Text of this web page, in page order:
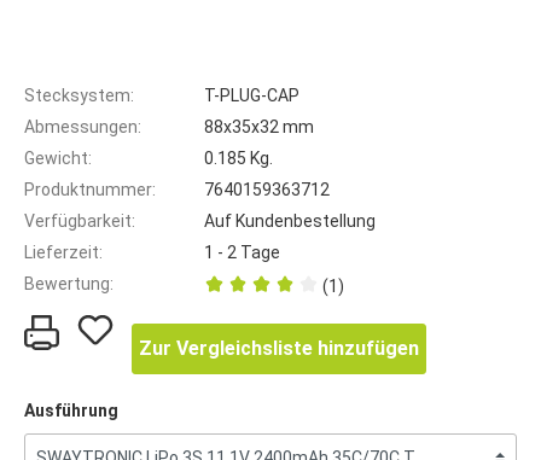
Stecksystem:
T-PLUG-CAP
Abmessungen:
88x35x32 mm
Gewicht:
0.185 Kg.
Produktnummer:
7640159363712
Verfügbarkeit:
Auf Kundenbestellung
Lieferzeit:
1 - 2 Tage
Bewertung:
(1)
Zur Vergleichsliste hinzufügen
Ausführung